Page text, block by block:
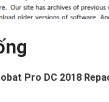
Pro DC 2018